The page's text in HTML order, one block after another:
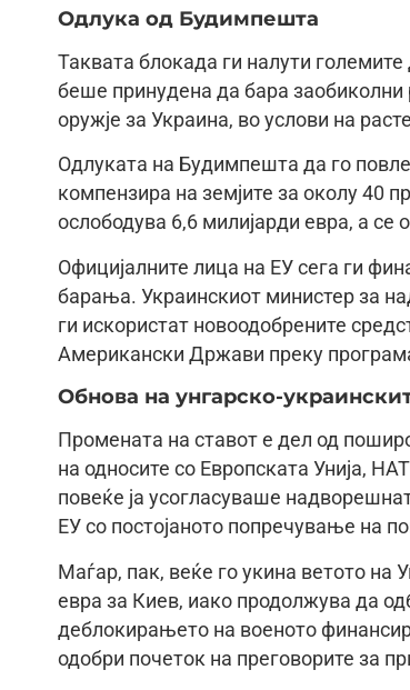
Одлука од Будимпешта
Таквата блокада ги налути
беше принудена да бара
оружје за Украина, во услови на
Одлуката на Будимпешта да го
компензира на земјите за околу 40
ослободува 6,6 милијарди евра, а се
Официјалните лица на ЕУ сега ги
барања. Украинскиот министер за
ги искористат новоодобрените
Американски Држави преку
Обнова на унгарско-
Промената на ставот е дел од
на односите со Европската Унија,
повеќе ја усогласуваше
ЕУ со постојаното попречување на
Маѓар, пак, веќе го укина ветото на
евра за Киев, иако продолжува да
деблокирањето на военото
одобри почеток на преговорите за